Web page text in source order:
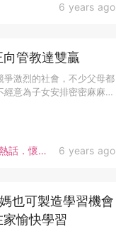
6 years ago
專欄分享．教育路．mami熱話．懷孕心得．家庭關係．育嬰貼士．女性健康．小一入學．幼稚園入學．學校大全．海外升學．專家分享．產前產後．教育心得．夫妻關係．教育局消息 6 years ago
過度競爭心態 正向管教達雙贏
激烈的社會，不少父母都
意為子女安排密密麻麻
也可製造學習機會
愉快學習